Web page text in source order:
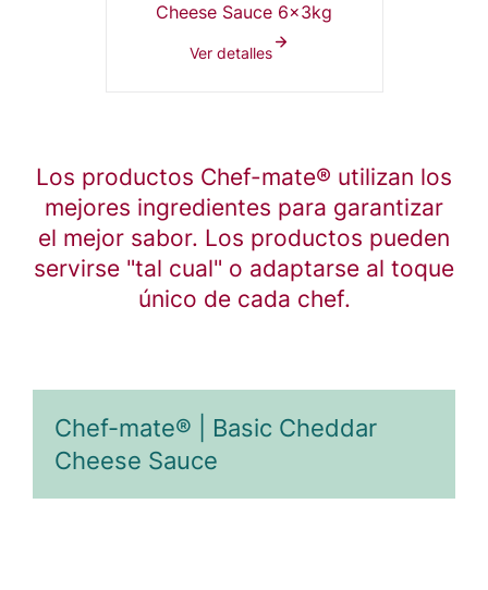
Cheese Sauce 6x3kg
Ver detalles
Los productos Chef-mate® utilizan los
mejores ingredientes para garantizar
el mejor sabor. Los productos pueden
servirse "tal cual" o adaptarse al toque
único de cada chef.
Chef-mate® | Basic Cheddar
Cheese Sauce